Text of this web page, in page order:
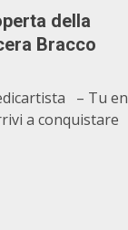
della
Bracco
– Tu
a conquistare